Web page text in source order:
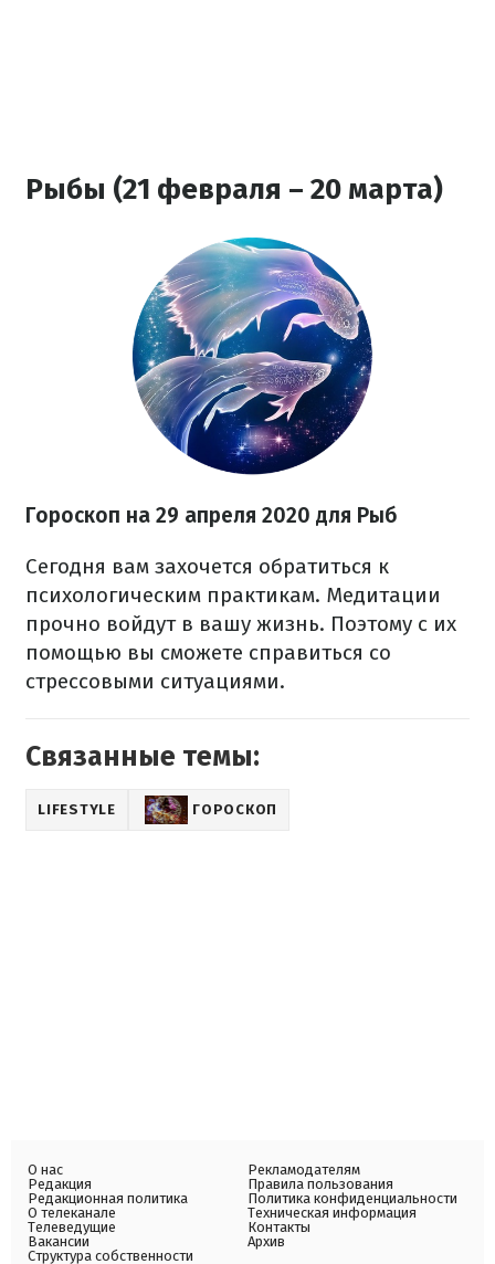
Рыбы (21 февраля – 20 марта)
Гороскоп на 29 апреля 2020 для Рыб
Сегодня вам захочется обратиться к
психологическим практикам. Медитации
прочно войдут в вашу жизнь. Поэтому с их
помощью вы сможете справиться со
стрессовыми ситуациями.
Связанные темы:
LIFESTYLE ГОРОСКОП
О нас
Редакция
Редакционная политика
О телеканале
Телеведущие
Вакансии
Структура собственности
Рекламодателям
Правила пользования
Политика конфиденциальности
Техническая информация
Контакты
Архив